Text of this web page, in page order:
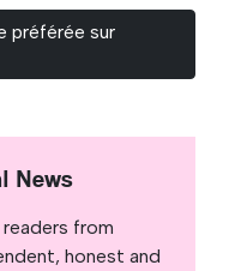
préférée sur
News
from
honest and